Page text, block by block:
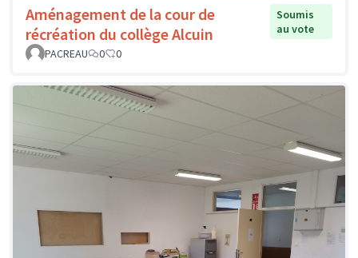
Aménagement de la cour de
récréation du collège Alcuin
Soumis
au vote
PACREAU
0 0